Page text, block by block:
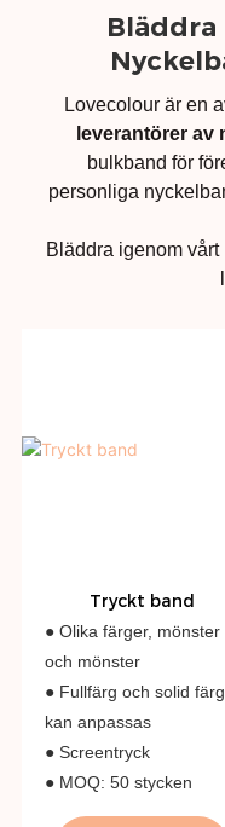
Bläddra
Lovecolour är en
leverantörer av
bulkband för
personliga
Bläddra igenom
Tryckt band
● Olika färger, mönster
och mönster
● Fullfärg och solid färg
kan anpassas
● Screentryck
● MOQ: 50 stycken